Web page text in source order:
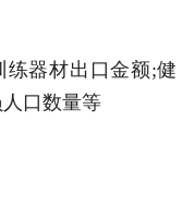
练器材出口金额;健
口数量等